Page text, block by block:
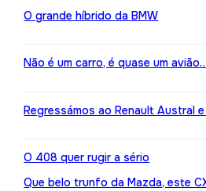
O grande híbrido da BMW
Não é um carro, é quase um
Regressámos ao Renault Austral
O 408 quer rugir a sério
Que belo trunfo da Mazda, este